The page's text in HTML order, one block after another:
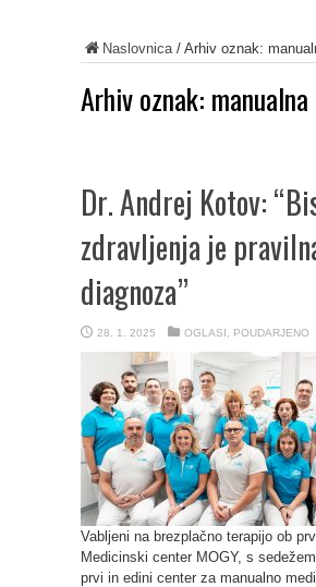
Naslovnica/ Arhiv oznak:
Arhiv oznak:
Dr. Andrej Kotov:
zdravljenja je
diagnoza”
28. 1. 2025 OGLASI POUDARJENO
Vabljeni na brezplačno terapijo ob
Medicinski center MOGY, s
prvi in edini center za manualno